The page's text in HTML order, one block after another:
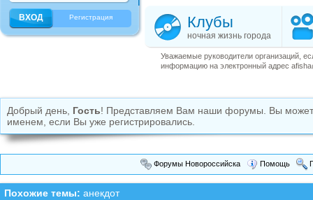
Регистрация Клубы
ночная жизнь города
Уважаемые руководители организаций,
информацию на электронный адрес
Добрый день, Гость! Представляем Вам наши форумы. Вы
именем, если Вы уже регистрировались.
Форумы Новороссийска Помощь
Похожие темы: анекдот